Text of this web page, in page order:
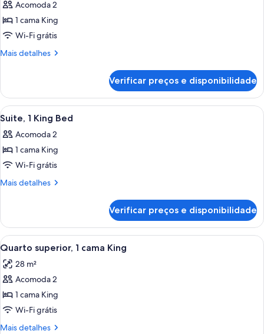
a
cidade
de
Suíte,
1
King
Acomoda 2
1 cama King
Wi-Fi grátis
Mais detalhes
Mais
1
cama
King
Verificar preços e disponibilidade
Carrega
todas
as
fotos
de
Suite,
Bed
Uma cozinha moderna com uma
9
Suite, 1 King Bed
Acomoda 2
1 cama King
Wi-Fi grátis
Mais detalhes
Mais
1
King
Bed
Verificar preços e disponibilidade
Carrega
todas
as
fotos
de
Quarto
superior,
Quarto de hotel com uma cama
5
Quarto superior, 1 cama King
28 m²
Acomoda 2
1 cama King
Wi-Fi grátis
Mais detalhes
Mais